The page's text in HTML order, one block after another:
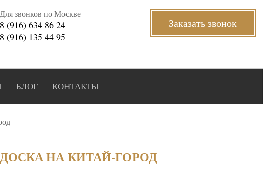
Для звонков по Москве
8 (916) 634 86 24
8 (916) 135 44 95
Заказать звонок
БЛОГ КОНТАКТЫ
НА КИТАЙ-ГОРОД